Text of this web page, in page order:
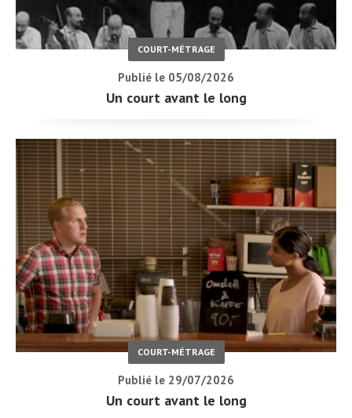
COURT-MÉTRAGE
Publié le 05/08/2026
Un court avant le long
COURT-MÉTRAGE
Publié le 29/07/2026
Un court avant le long